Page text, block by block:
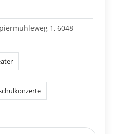
1, 6048